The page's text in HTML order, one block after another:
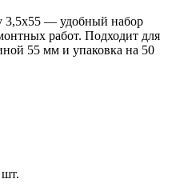
3,5х55 — удобный набор
работ. Подходит для
55 мм и упаковка на 50
шт.